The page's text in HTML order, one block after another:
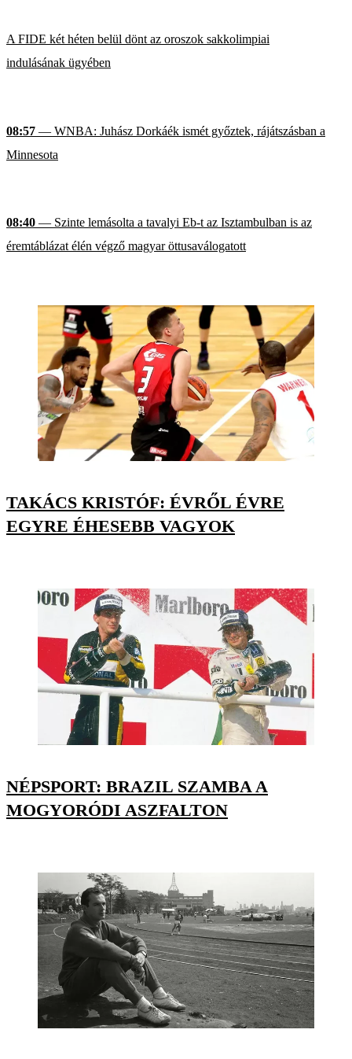
A FIDE két héten belül dönt az oroszok sakkolimpiai
indulásának ügyében
08:57 — WNBA: Juhász Dorkáék ismét győztek, rájátszásban a
Minnesota
08:40 — Szinte lemásolta a tavalyi Eb-t az Isztambulban is az
éremtáblázat élén végző magyar öttusaválogatott
TAKÁCS KRISTÓF: ÉVRŐL ÉVRE
EGYRE ÉHESEBB VAGYOK
NÉPSPORT: BRAZIL SZAMBA A
MOGYORÓDI ASZFALTON